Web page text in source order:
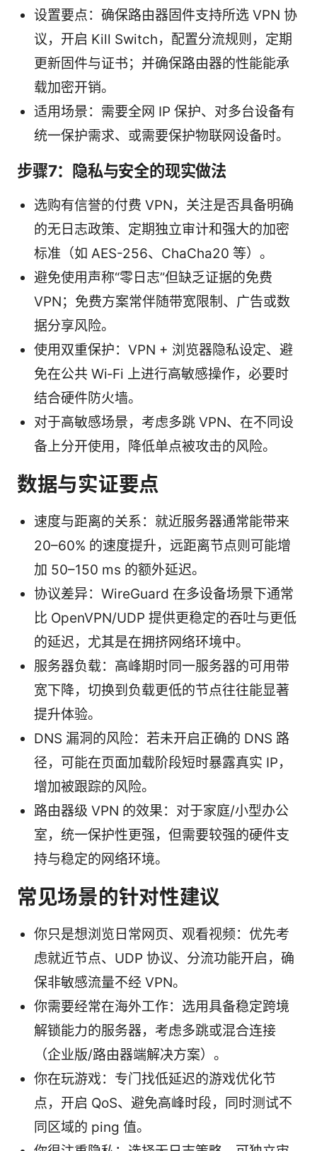
设置要点：确保路由器固件支持所选 VPN 协
议，开启 Kill Switch，配置分流规则，定期
更新固件与证书；并确保路由器的性能能承
载加密开销。
适用场景：需要全网 IP 保护、对多台设备有
统一保护需求、或需要保护物联网设备时。
步骤7：隐私与安全的现实做法
选购有信誉的付费 VPN，关注是否具备明确
的无日志政策、定期独立审计和强大的加密
标准（如 AES-256、ChaCha20 等）。
避免使用声称“零日志”但缺乏证据的免费
VPN；免费方案常伴随带宽限制、广告或数
据分享风险。
使用双重保护：VPN + 浏览器隐私设定、避
免在公共 Wi‑Fi 上进行高敏感操作，必要时
结合硬件防火墙。
对于高敏感场景，考虑多跳 VPN、在不同设
备上分开使用，降低单点被攻击的风险。
数据与实证要点
速度与距离的关系：就近服务器通常能带来
20–60% 的速度提升，远距离节点则可能增
加 50–150 ms 的额外延迟。
协议差异：WireGuard 在多设备场景下通常
比 OpenVPN/UDP 提供更稳定的吞吐与更低
的延迟，尤其是在拥挤网络环境中。
服务器负载：高峰期时同一服务器的可用带
宽下降，切换到负载更低的节点往往能显著
提升体验。
DNS 漏洞的风险：若未开启正确的 DNS 路
径，可能在页面加载阶段短时暴露真实 IP，
增加被跟踪的风险。
路由器级 VPN 的效果：对于家庭/小型办公
室，统一保护性更强，但需要较强的硬件支
持与稳定的网络环境。
常见场景的针对性建议
你只是想浏览日常网页、观看视频：优先考
虑就近节点、UDP 协议、分流功能开启，确
保非敏感流量不经 VPN。
你需要经常在海外工作：选用具备稳定跨境
解锁能力的服务器，考虑多跳或混合连接
（企业版/路由器端解决方案）。
你在玩游戏：专门找低延迟的游戏优化节
点，开启 QoS、避免高峰时段，同时测试不
同区域的 ping 值。